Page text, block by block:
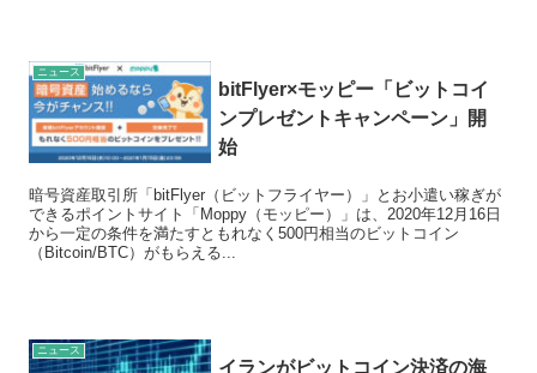
ニュース
bitFlyer×モッピー「ビットコイ
ンプレゼントキャンペーン」開
始
暗号資産取引所「bitFlyer（ビットフライヤー）」とお小遣い稼ぎが
できるポイントサイト「Moppy（モッピー）」は、2020年12月16日
から一定の条件を満たすともれなく500円相当のビットコイン
（Bitcoin/BTC）がもらえる...
ニュース
イランがビットコイン決済の海